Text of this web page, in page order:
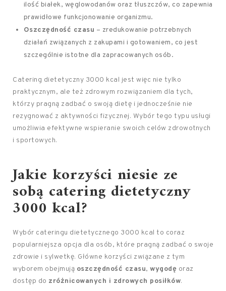
ilość białek, węglowodanów oraz tłuszczów, co zapewnia
prawidłowe funkcjonowanie organizmu.
Oszczędność czasu – zredukowanie potrzebnych
działań związanych z zakupami i gotowaniem, co jest
szczególnie istotne dla zapracowanych osób.
Catering dietetyczny 3000 kcal jest więc nie tylko
praktycznym, ale też zdrowym rozwiązaniem dla tych,
którzy pragną zadbać o swoją dietę i jednocześnie nie
rezygnować z aktywności fizycznej. Wybór tego typu usługi
umożliwia efektywne wspieranie swoich celów zdrowotnych
i sportowych.
Jakie korzyści niesie ze
sobą catering dietetyczny
3000 kcal?
Wybór cateringu dietetycznego 3000 kcal to coraz
popularniejsza opcja dla osób, które pragną zadbać o swoje
zdrowie i sylwetkę. Główne korzyści związane z tym
wyborem obejmują oszczędność czasu, wygodę oraz
dostęp do zróżnicowanych i zdrowych posiłków.